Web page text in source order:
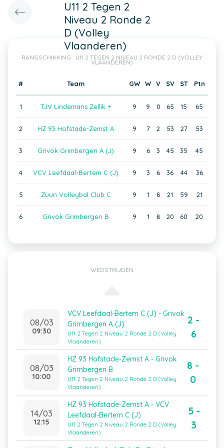
U11 2 Tegen 2
Niveau 2 Ronde 2
D (Volley
Vlaanderen)
RANGSCHIKKING : U11 2 TEGEN 2 NIVEAU 2 RONDE 2 D (VOLLEY
VLAANDEREN)
# Team GW W V SV ST Ptn
1 TJV Lindemans Zellik + 9 9 0 65 15 65
2 HZ 93 Hofstade-Zemst A 9 7 2 53 27 53
3 Grivok Grimbergen A (J) 9 6 3 45 35 45
4 VCV Leefdaal-Bertem C (J) 9 3 6 36 44 36
5 Zuun Volleybal Club C 9 1 8 21 59 21
6 Grivok Grimbergen B 9 1 8 20 60 20
WEDSTRIJDEN
08/03
09:30
VCV Leefdaal-Bertem C (J) - Grivok
Grimbergen A (J)
U11 2 Tegen 2 Niveau 2 Ronde 2 D (Volley
Vlaanderen)
2 -
6
08/03
10:00
HZ 93 Hofstade-Zemst A - Grivok
Grimbergen B
U11 2 Tegen 2 Niveau 2 Ronde 2 D (Volley
Vlaanderen)
8 -
0
14/03
12:15
HZ 93 Hofstade-Zemst A - VCV
Leefdaal-Bertem C (J)
U11 2 Tegen 2 Niveau 2 Ronde 2 D (Volley
Vlaanderen)
5 -
3